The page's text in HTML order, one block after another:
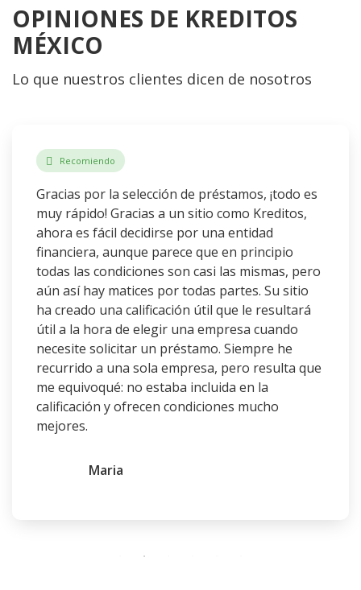
OPINIONES DE KREDITOS
MÉXICO
Lo que nuestros clientes dicen de nosotros
Recomiendo
Gracias por la selección de préstamos, ¡todo es
muy rápido! Gracias a un sitio como Kreditos,
ahora es fácil decidirse por una entidad
financiera, aunque parece que en principio
todas las condiciones son casi las mismas, pero
aún así hay matices por todas partes. Su sitio
ha creado una calificación útil que le resultará
útil a la hora de elegir una empresa cuando
necesite solicitar un préstamo. Siempre he
recurrido a una sola empresa, pero resulta que
me equivoqué: no estaba incluida en la
calificación y ofrecen condiciones mucho
mejores.
Maria